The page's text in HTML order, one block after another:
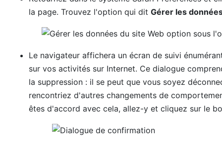
la page. Trouvez l'option qui dit Gérer les
Le navigateur affichera un écran de suivi
sur vos activités sur Internet. Ce dialogue
la suppression : il se peut que vous soyez
rencontriez d'autres changements de
êtes d'accord avec cela, allez-y et cliquez sur le